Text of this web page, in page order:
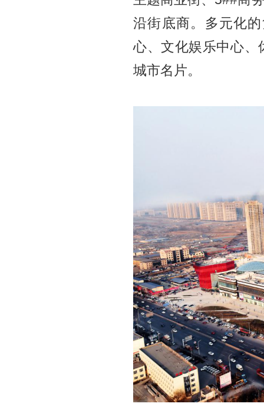
沿街底商。多元化
心、文化娱乐中心、
城市名片。